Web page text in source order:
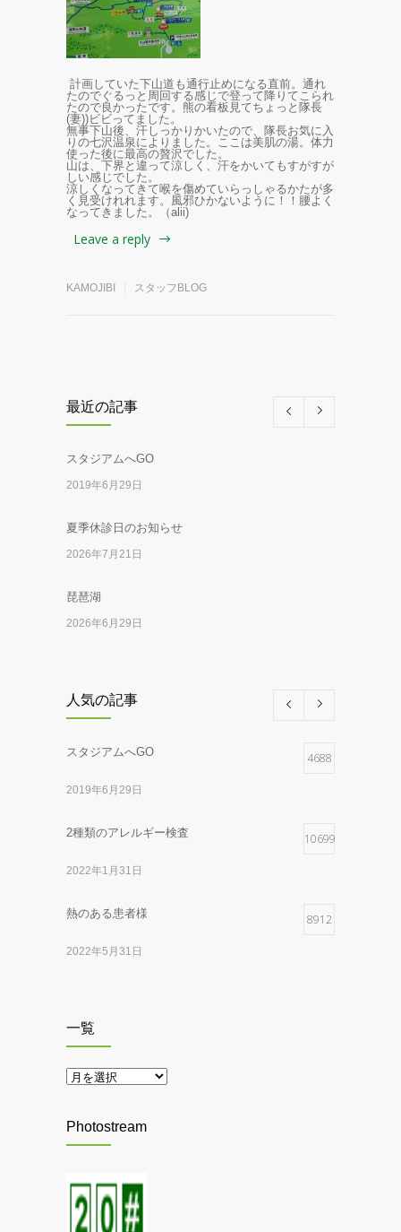
計画していた下山道も通行止めになる直前。通れ
たのでぐるっと周回する感じで登って降りてこられ
たので良かったです。熊の看板見てちょっと隊長
(妻))ビビってました。
無事下山後、汗しっかりかいたので、隊長お気に入
りの七沢温泉によりました。ここは美肌の湯。体力
使った後に最高の贅沢でした。
山は、下界と違って涼しく、汗をかいてもすがすが
しい感じでした。
涼しくなってきて喉を傷めていらっしゃるかたが多
く見受けれれます。風邪ひかないように！！腰よく
なってきました。（alii)
Leave a reply
KAMOJIBI スタッフBLOG
最近の記事
スタジアムへGO
2019年6月29日
夏季休診日のお知らせ
2026年7月21日
琵琶湖
2026年6月29日
2026年5月29日
2026年2月28日
2025年12月17日
本の紹介
2025年5月26日
MIRO展
節分に鬼退治
人気の記事
スタジアムへGO 4688
2019年6月29日
2種類のアレルギー検査 10699
2022年1月31日
熱のある患者様 8912
2022年5月31日
2015年12月15日
41項目アレルギー検査
2015年9月16日
一覧
一
Photostream